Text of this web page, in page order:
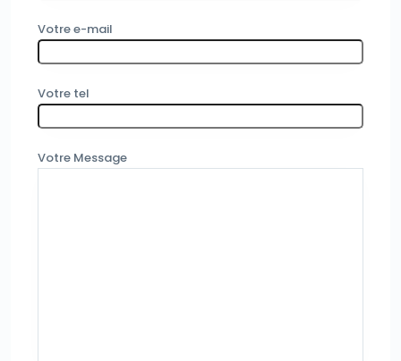
Votre e-mail
Votre tel
Votre Message